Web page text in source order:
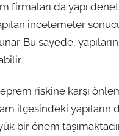
firmaları da yapı
incelemeler
Bu sayede,
riskine karşı
ilçesindeki
bir önem